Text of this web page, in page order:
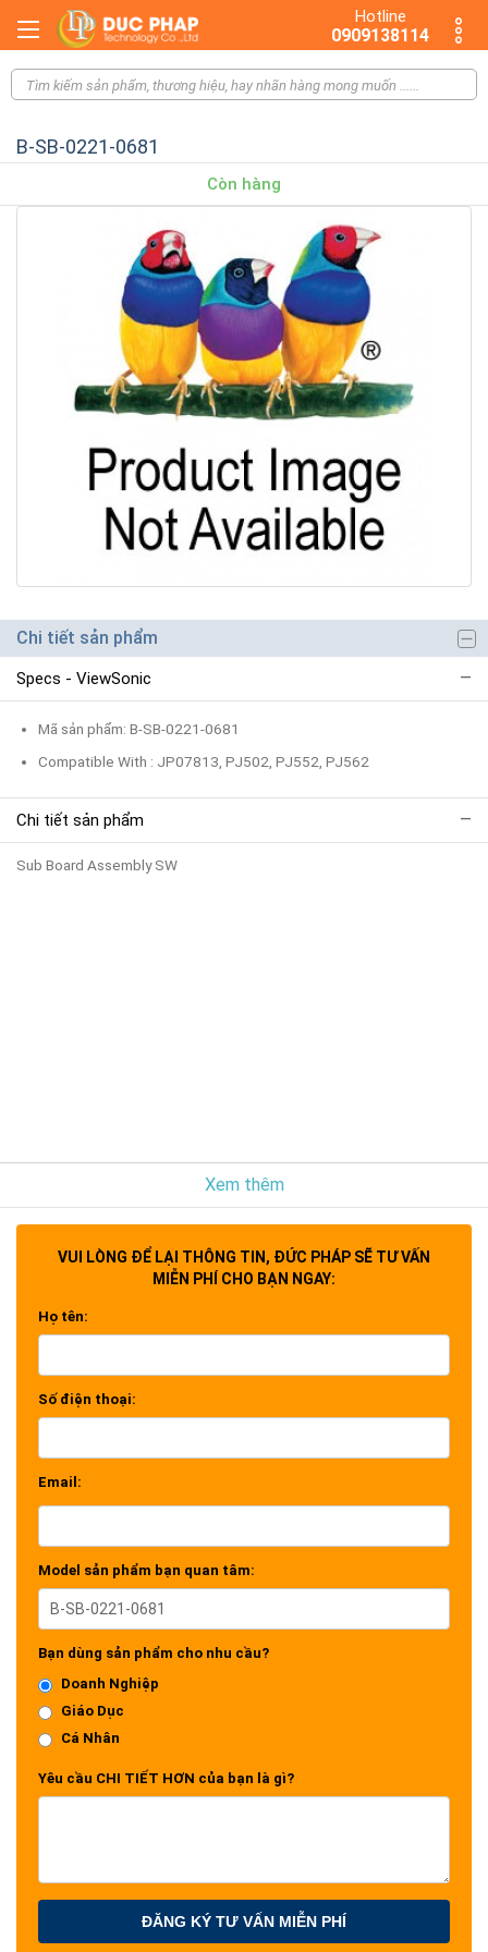
Hotline
0909138114
B-SB-0221-0681
Còn hàng
Chi tiết sản phẩm
Specs - ViewSonic
Mã sản phẩm: B-SB-0221-0681
Compatible With : JP07813, PJ502, PJ552, PJ562
Chi tiết sản phẩm
Sub Board Assembly SW
Xem thêm
VUI LÒNG ĐỂ LẠI THÔNG TIN, ĐỨC PHÁP SẼ TƯ VẤN
MIỄN PHÍ CHO BẠN NGAY:
Họ tên:
Số điện thoại:
Email:
Model sản phẩm bạn quan tâm:
Bạn dùng sản phẩm cho nhu cầu?
Doanh Nghiệp
Giáo Dục
Cá Nhân
Yêu cầu CHI TIẾT HƠN của bạn là gì?
ĐĂNG KÝ TƯ VẤN MIỄN PHÍ